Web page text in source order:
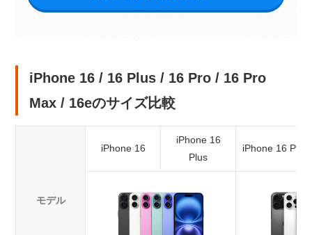
iPhone 16 / 16 Plus / 16 Pro / 16 Pro
Max / 16eのサイズ比較
モデル
iPhone 16
iPhone 16
Plus
iPhone 16 Pro